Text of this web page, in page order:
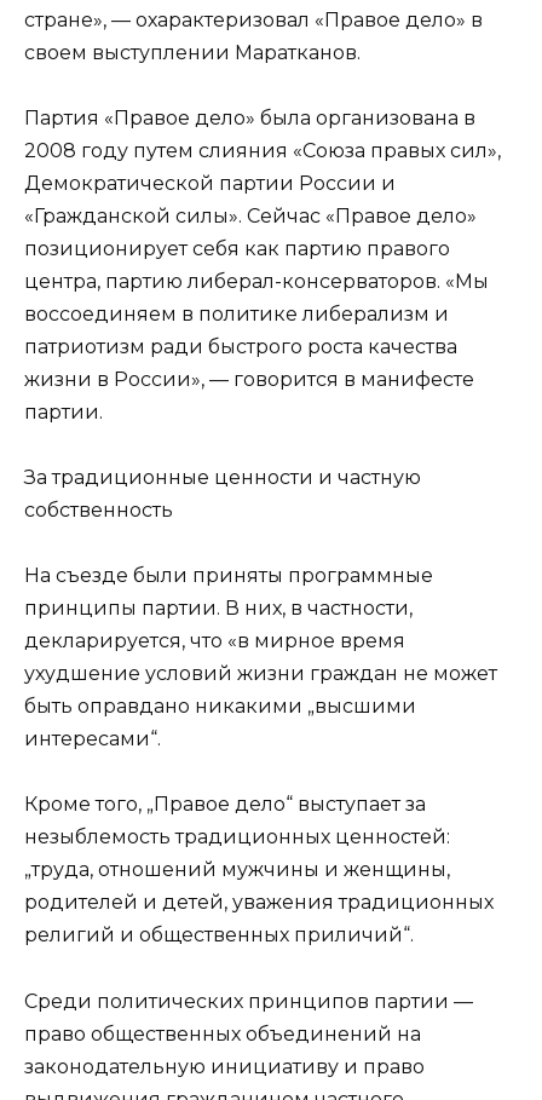
стране», — охарактеризовал «Правое дело» в
своем выступлении Маратканов.
Партия «Правое дело» была организована в
2008 году путем слияния «Союза правых сил»,
Демократической партии России и
«Гражданской силы». Сейчас «Правое дело»
позиционирует себя как партию правого
центра, партию либерал-консерваторов. «Мы
воссоединяем в политике либерализм и
патриотизм ради быстрого роста качества
жизни в России», — говорится в манифесте
партии.
За традиционные ценности и частную
собственность
На съезде были приняты программные
принципы партии. В них, в частности,
декларируется, что «в мирное время
ухудшение условий жизни граждан не может
быть оправдано никакими „высшими
интересами“.
Кроме того, „Правое дело“ выступает за
незыблемость традиционных ценностей:
„труда, отношений мужчины и женщины,
родителей и детей, уважения традиционных
религий и общественных приличий“.
Среди политических принципов партии —
право общественных объединений на
законодательную инициативу и право